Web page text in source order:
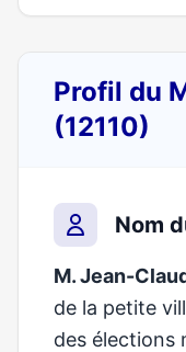
Profil du
(12110)
Nom
M. Jean-
de la petite
des élections